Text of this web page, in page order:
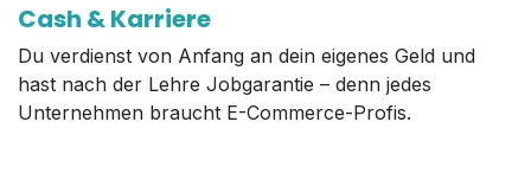
Cash & Karriere
Du verdienst von Anfang an dein eigenes Geld und
hast nach der Lehre Jobgarantie – denn jedes
Unternehmen braucht E-Commerce-Profis.